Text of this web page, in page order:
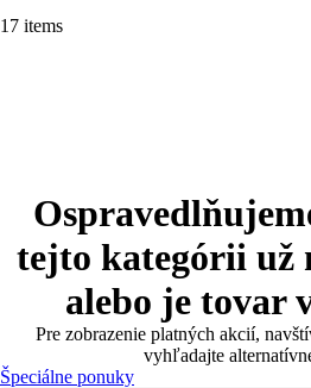
17 items
tejto kategórii už
alebo je tovar
Pre zobrazenie platných akcií,
vyhľadajte
Špeciálne ponuky